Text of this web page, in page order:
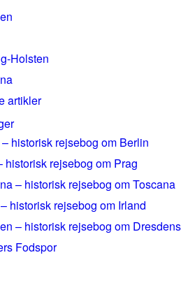
Holsten
artikler
historisk rejsebog om Berlin
historisk rejsebog om Prag
– historisk rejsebog om Toscana
historisk rejsebog om Irland
– historisk rejsebog om Dresdens
Fodspor